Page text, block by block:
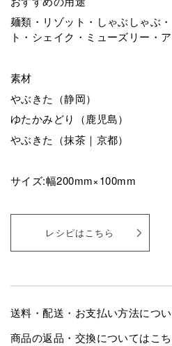
麺類・リゾット・しゃぶしゃぶ
ト・シェイク・ミューズリー・
素材
やぶきた（静岡）
ゆたかみどり（鹿児島）
やぶきた（抹茶｜京都）
サイズ:幅200mm×100mm
レシピはこちら
送料・配送・お支払い方法につ
商品の返品・交換についてはこ